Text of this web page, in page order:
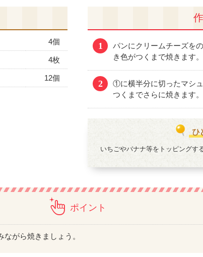
4個
4枚
12個
1
パンにクリームチーズを
き色がつくまで焼きます。
2
①に横半分に切ったマシ
つくまでさらに焼きます。
いちごやバナナ等をトッピングす
ポイント
がら焼きましょう。